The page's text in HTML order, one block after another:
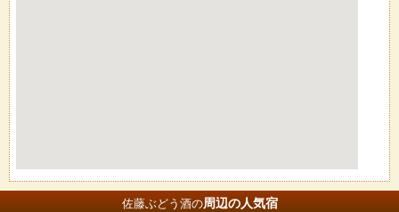
佐藤ぶどう酒の周辺の人気宿